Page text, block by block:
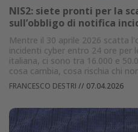
NIS2: siete pronti per la
sull’obbligo di notifica
Mentre il 30 aprile 2026 scatta
incidenti cyber entro 24 ore per
italiana, ci sono tra 16.000 e
cosa cambia, cosa rischia chi
FRANCESCO DESTRI // 07.04.2026